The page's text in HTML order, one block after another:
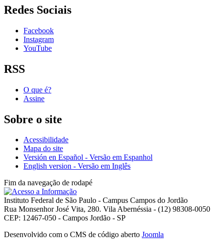
Redes Sociais
Facebook
Instagram
YouTube
RSS
O que é?
Assine
Sobre o site
Acessibilidade
Mapa do site
Versión en Español - Versão em Espanhol
English version - Versão em Inglês
Fim da navegação de rodapé
Instituto Federal de São Paulo - Campus Campos do Jordão
Rua Monsenhor José Vita, 280. Vila Abernéssia - (12) 98308-0050
CEP: 12467-050 - Campos Jordão - SP
Desenvolvido com o CMS de código aberto Joomla